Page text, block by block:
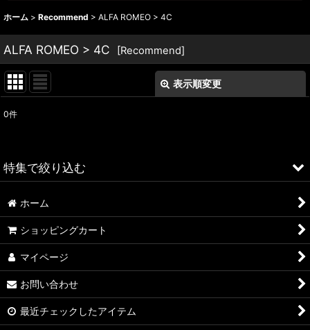
ホーム > Recommend > ALFA ROMEO > 4C
ALFA ROMEO > 4C [Recommend]
表示順変更
並び順:
0件
特集で絞り込む
ALFA ROMEO > 156
ALFA ROMEO > 147
ALFA ROMEO > 159
A4
ホーム
ショッピングカート
マイページ
お問い合わせ
最近チェックしたアイテム